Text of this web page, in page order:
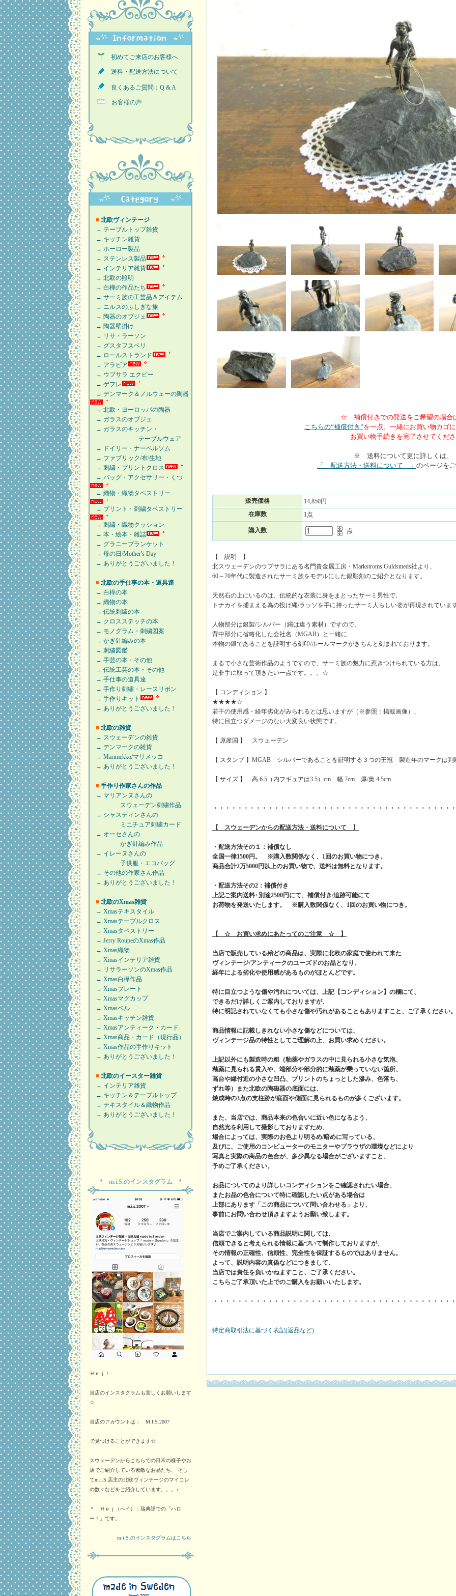
初めてご来店のお客様へ
送料・配送方法について
良くあるご質問：Q & A
お客様の声
■ 北欧ヴィンテージ
→ テーブルトップ雑貨
→ キッチン雑貨
→ ホーロー製品
→ ステンレス製品
→ インテリア雑貨
→ 北欧の照明
→ 白樺の作品たち
→ サーミ族の工芸品＆アイテム
→ ニルスのふしぎな旅
→ 陶器のオブジェ
→ 陶器壁掛け
→ リサ・ラーソン
→ グスタフスベリ
→ ロールストランド
→ アラビア
→ ウプサラ エクビー
→ ゲフレ
→ デンマーク＆ノルウェーの陶器
→ 北欧・ヨーロッパの陶器
→ ガラスのオブジェ
→ ガラスのキッチン・
テーブルウェア
→ ドイリー・ナーベルソム
→ ファブリック/布/生地
→ 刺繍・プリントクロス
→ バッグ・アクセサリー・くつ
→ 織物・織物タペストリー
→ プリント・刺繍タペストリー
→ 刺繍・織物クッション
→ 本・絵本・雑誌
→ グラニーブランケット
→ 母の日/Mother's Day
→ ありがとうございました！
■ 北欧の手仕事の本・道具達
→ 白樺の本
→ 織物の本
→ 伝統刺繍の本
→ クロスステッチの本
→ モノグラム・刺繍図案
→ かぎ針編みの本
→ 刺繍図鑑
→ 手芸の本・その他
→ 伝統工芸の本・その他
→ 手仕事の道具達
→ 手作り刺繍・レースリボン
→ 手作りキット
→ ありがとうございました！
■ 北欧の雑貨
→ スウェーデンの雑貨
→ デンマークの雑貨
→ Marimekko/マリメッコ
→ ありがとうございました！
■ 手作り作家さんの作品
→ マリアンヌさんの
スウェーデン刺繍作品
→ シャスティンさんの
ミニチュア刺繍カード
→ オーセさんの
かぎ針編み作品
→ イレーヌさんの
子供服・エコバッグ
→ その他の作家さん作品
→ ありがとうございました！
■ 北欧のXmas雑貨
→ Xmasテキスタイル
→ Xmasテーブルクロス
→ Xmasタペストリー
→ Jerry RoupeのXmas作品
→ Xmas織物
→ Xmasインテリア雑貨
→ リサラーソンのXmas作品
→ Xmas白樺作品
→ Xmasプレート
→ Xmasマグカップ
→ Xmasベル
→ Xmasキッチン雑貨
→ Xmasアンティーク・カード
→ Xmas商品・カード（現行品）
→ Xmas作品の手作りキット
→ ありがとうございました！
■ 北欧のイースター雑貨
→ インテリア雑貨
→ キッチン＆テーブルトップ
→ テキスタイル＆織物作品
→ ありがとうございました！
* m.i.S.のインスタグラム *
Ｈｅｊ！
当店のインスタグラムも宜しくお願いします
☆
当店のアカウントは： M.I.S.2007
で見つけることができます☆
スウェーデンからこちらでの日常の様子やお
店でご紹介している素敵なお品たち、 そし
てm.i.S.店主の北欧ヴィンテージのマイコレ
の数々などをご紹介しています。。。♪
＊ Ｈｅｊ（ヘイ）：瑞典語での「ハロ
ー！」です。
m.i.S.のインスタグラムはこちら
☆ 補償付きでの発送をご希望の場合
こちらの“補償付き”を一点、一緒にお買い物カゴ
お買い物手続きを完了させてくだ
※ 送料について更に詳しくは、
「 配送方法・送料について 」 のページを
販売価格
14,850円
在庫数
1点
購入数 点
【 説明 】
北スウェーデンのウプサラにある名門貴金属工房・Markstroms Guldsmeds社より、
60～70年代に製造されたサーミ族をモデルにした銀彫刻のご紹介となります。
天然石の上にいるのは、伝統的な衣装に身をまとったサーミ男性で、
トナカイを捕まえる為の投げ縄/ラッソを手に持ったサーミ人らしい姿が再現されていま
人物部分は銀製/シルバー（縄は違う素材）ですので、
背中部分に省略化した会社名（MGAB）と一緒に
本物の銀であることを証明する刻印/ホールマークがきちんと刻まれております。
まるで小さな芸術作品のようですので、サーミ族の魅力に惹きつけられている方は、
是非手に取って頂きたい一点です。。。☆
【 コンディション 】
★★★★☆
若干の使用感・経年劣化がみられるとは思いますが（※参照：掲載画像）、
特に目立つダメージのない大変良い状態です。
【 原産国 】 スウェーデン
【 スタンプ 】MGAB シルバーであることを証明する３つの王冠 製造年のマークは判
【 サイズ 】 高 6.5（内フギュアは3.5）cm 幅 7cm 厚/奥 4.5cm
・・・・・・・・・・・・・・・・・・・・・・・・・・・・・・・・・・・・・・・・
【 スウェーデンからの配送方法・送料について 】
・配送方法その１：補償なし
全国一律1500円。 ※購入数関係なく、1回のお買い物につき。
商品合計2万5000円以上のお買い物で、送料は無料となります。
・配送方法その2：補償付き
上記ご案内送料+別途2500円にて、補償付き/追跡可能にて
お荷物を発送いたします。 ※購入数関係なく、1回のお買い物につき。
【 ☆ お買い求めにあたってのご注意 ☆ 】
当店で販売している殆どの商品は、実際に北欧の家庭で使われて来た
ヴィンテージ/アンティークのユーズドのお品となり、
経年による劣化や使用感があるものがほとんどです。
特に目立つような傷や汚れについては、上記【コンディション】の欄にて、
できるだけ詳しくご案内しておりますが、
特に明記されていなくても小さな傷や汚れがあることもありますこと、ご了承ください。
商品情報に記載しきれない小さな傷などについては、
ヴィンテージ品の特性としてご理解の上、お買い求めください。
上記以外にも製造時の粗（釉薬やガラスの中に見られる小さな気泡、
釉薬に見られる貫入や、端部分や部分的に釉薬が乗っていない箇所、
高台や縁付近の小さな凹凸、プリントのちょっとした滲み、色落ち、
ずれ等）また北欧の陶磁器の底面には、
焼成時の3点の支柱跡が底面や側面に見られるものが多くございます。
また、当店では、商品本来の色合いに近い色になるよう、
自然光を利用して撮影しておりますため、
場合によっては、実際のお色より明るめ/暗めに写っている、
及びに、ご使用のコンピューターのモニターやプラウザの環境などにより
写真と実際の商品の色合が、多少異なる場合がございますこと、
予めご了承ください。
お品についてのより詳しいコンディションをご確認されたい場合、
またお品の色合について特に確認したい点がある場合は
上部にあります「この商品について問い合わせる」より、
事前にお問い合わせ頂きますようお願い致します。
当店でご案内している商品説明に関しては、
信頼できると考えられる情報に基づいて制作しておりますが、
その情報の正確性、信頼性、完全性を保証するものではありません。
よって、説明内容の真偽などにつきまして、
当店では責任を負いかねますこと、ご了承ください。
こちらご了承頂いた上でのご購入をお願いいたします。
・・・・・・・・・・・・・・・・・・・・・・・・・・・・・・・・・・・・・・・・
特定商取引法に基づく表記(返品など)